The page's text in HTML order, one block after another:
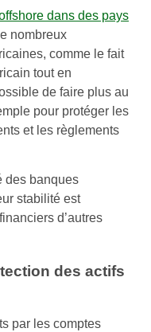
dans des pays
nombreux
comme le fait
tout en
de faire plus au
pour protéger les
et les règlements
des banques
stabilité est
d’autres
des actifs
par les comptes